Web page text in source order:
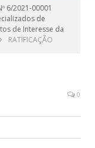
6/2021-00001
de
de Interesse da
RATIFICAÇÃO
0